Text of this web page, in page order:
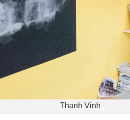
Thanh Vinh